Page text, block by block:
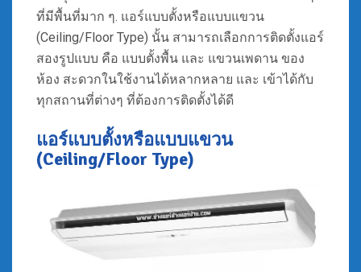
ที่มีพื้นที่มาก ๆ. แอร์แบบตั้งหรือแบบแขวน
(Ceiling/Floor Type) นั้น สามารถเลือกการติดตั้งแอร์
สองรูปแบบ คือ แบบตั้งพื้น และ แขวนเพดาน ของ
ห้อง สะดวกในใช้งานได้หลากหลาย และ เข้าได้กับ
ทุกสถานที่ต่างๆ ที่ต้องการติดตั้งได้ดี
แอร์แบบตั้งหรือแบบแขวน
(Ceiling/Floor Type)